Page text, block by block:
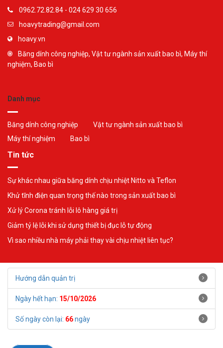
0962.72.82.84 - 024 629 30 656
hoavytrading@gmail.com
hoavy.vn
Băng dính công nghiệp, Vật tư ngành sản xuất bao bì, Máy thí
nghiệm, Bao bì
Danh mục
Băng dính công nghiệp
Vật tư ngành sản xuất bao bì
Máy thí nghiệm
Bao bì
Tin tức
Sự khác nhau giữa băng dính chịu nhiệt Nitto và Teflon
Khử tĩnh điện quan trọng thế nào trong sản xuất bao bì
Xử lý Corona tránh lỗi lô hàng giá trị
Giảm tỷ lệ lỗi khi sử dụng thiết bị đục lỗ tự động
Vì sao nhiều nhà máy phải thay vài chịu nhiệt liên tục?
Hướng dẫn quản trị
Ngày hết hạn: 15/10/2026
Số ngày còn lại: 66ngày